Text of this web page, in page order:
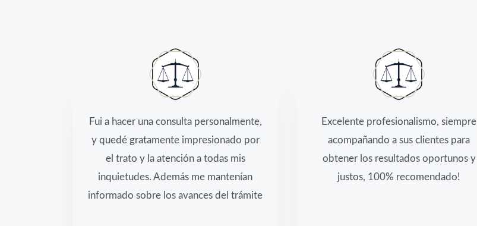
Fui a hacer una consulta personalmente,
y quedé gratamente impresionado por
el trato y la atención a todas mis
inquietudes. Además me mantenían
informado sobre los avances del trámite
Excelente profesionalismo, siempre
acompañando a sus clientes para
obtener los resultados oportunos y
justos, 100% recomendado!